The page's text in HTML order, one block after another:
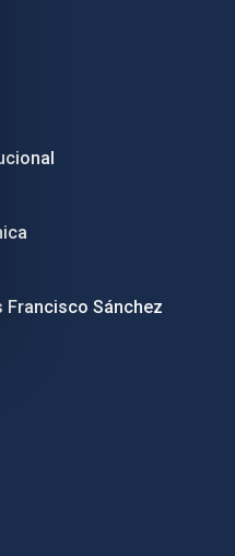
Francisco Sánchez